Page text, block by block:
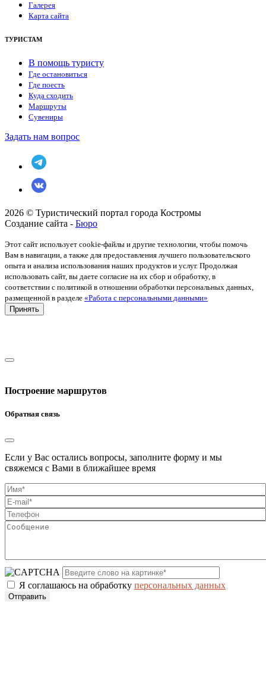
Галерея
Карта сайта
ТУРИСТАМ
В помощь туристу
Где остановиться
Где поесть
Куда сходить
Маршруты
Сувениры
Задать нам вопрос
2026 © Туристический портал города Костромы
Создание сайта - Бюро
Этот сайт использует cookie-файлы и другие технологии, чтобы помочь
Вам в навигации, а также для предоставления лучшего пользовательского
опыта и анализа использования наших продуктов и услуг. Продолжая
использовать сайт, вы даете согласие на их сбор и обработку, в
соответствии с политикой в отношении обработки персональных данных,
размещенной в разделе «Работа с персональными данными»
Принять
Построение маршрутов
Обратная связь
Если у Вас остались вопросы, заполните форму и мы
свяжемся с Вами в ближайшее время
Я соглашаюсь на обработку персональных данных